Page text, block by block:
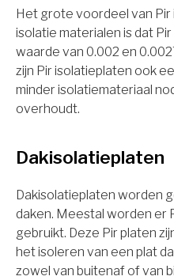
Het grote voordeel van
isolatie materialen is dat
waarde van 0.002 en
zijn Pir isolatieplaten ook
minder isolatiemateriaal
overhoudt.
Dakisolatieplaten
Dakisolatieplaten worden
daken. Meestal worden er
gebruikt. Deze Pir platen
het isoleren van een plat
zowel van buitenaf of van